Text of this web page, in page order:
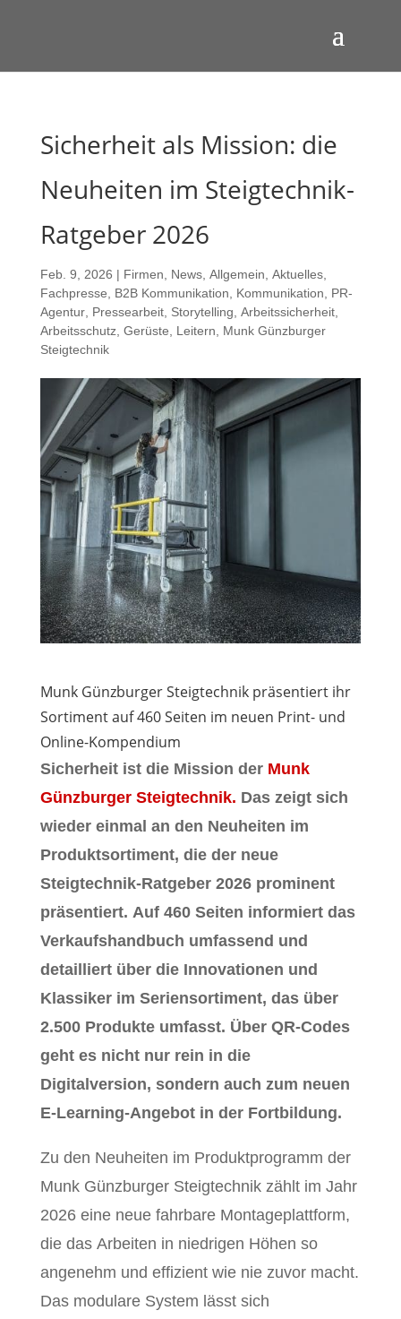
Sicherheit als Mission: die
Neuheiten im Steigtechnik-
Ratgeber 2026
Feb. 9, 2026 | Firmen News, Allgemein Aktuelles,
Fachpresse
B2B Kommunikation Kommunikation
PR-
Agentur, Pressearbeit, Storytelling Arbeitssicherheit,
Arbeitsschutz, Gerüste Leitern
Munk Günzburger
Steigtechnik
Munk Günzburger Steigtechnik präsentiert ihr
Sortiment auf 460 Seiten im neuen Print- und
Online-Kompendium
Sicherheit ist die Mission der Munk
Günzburger Steigtechnik. Das zeigt sich
wieder einmal an den Neuheiten im
Produktsortiment, die der neue
Steigtechnik-Ratgeber 2026 prominent
präsentiert. Auf 460 Seiten informiert das
Verkaufshandbuch umfassend und
detailliert über die Innovationen und
Klassiker im Seriensortiment, das über
2.500 Produkte umfasst. Über QR-Codes
geht es nicht nur rein in die
Digitalversion, sondern auch zum neuen
E-Learning-Angebot in der Fortbildung.
Zu den Neuheiten im Produktprogramm der
Munk Günzburger Steigtechnik zählt im Jahr
2026 eine neue fahrbare Montageplattform,
die das Arbeiten in niedrigen Höhen so
angenehm und effizient wie nie zuvor macht.
Das modulare System lässt sich